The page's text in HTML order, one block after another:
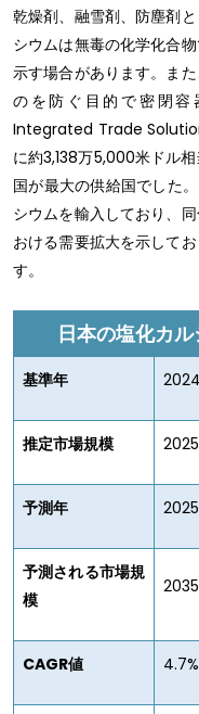
乾燥剤、融雪剤、防塵剤
シウムは無毒の化学化合
示す場合があります。ま
のを防ぐ目的で密閉
Integrated Trade
に約3,138万5,000米ドル
国が最大の供給国でした
シウムを輸入しており、
おける需要拡大を示して
す。
日本の塩化カ
基準年 2024
推定市場規模
予測年
予測される市場規
模
CAGR値 4.7%